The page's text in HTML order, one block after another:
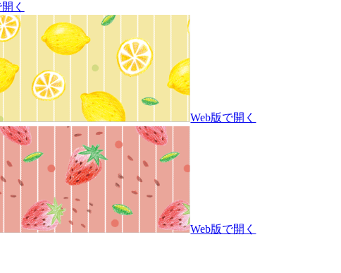
く
Web版で開く
Web版で開く